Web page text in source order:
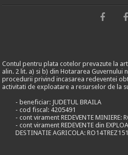
Contul pentru plata cotelor prevazute la
alin. 2 lit. a) si b) din Hotararea Guvernului
procedurii privind incasarea redeventei
activitati de exploatare a resurselor de la
- beneficiar: JUDETUL BRAILA
- cod fiscal: 4205491
- cont virament REDEVENTE MINIERE:
- cont virament REDEVENTE din
DESTINATIE AGRICOLA: